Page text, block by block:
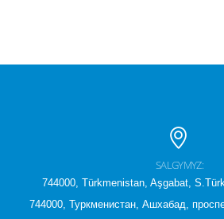
SALGYMYZ:
744000, Türkmenistan, Aşgabat,
744000, Туркменистан, Ашхабад,